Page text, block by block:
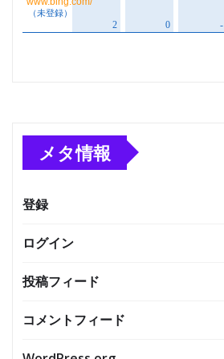
メタ情報
登録
ログイン
投稿フィード
コメントフィード